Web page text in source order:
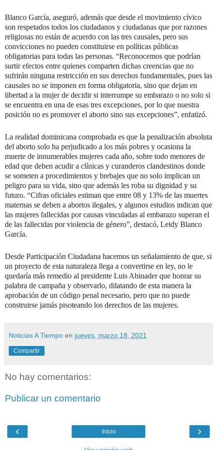
Blanco García, aseguró, además que desde el movimiento cívico
son respetados todos los ciudadanos y ciudadanas que por razones
religiosas no están de acuerdo con las tres causales, pero sus
convicciones no pueden constituirse en políticas públicas
obligatorias para todas las personas. “Reconocemos que podrían
surtir efectos entre quienes comparten dichas creencias que no
sufrirán ninguna restricción en sus derechos fundamentales, pues las
causales no se imponen en forma obligatoria, sino que dejan en
libertad a la mujer de decidir si interrumpe su embarazo o no solo si
se encuentra en una de esas tres excepciones, por lo que nuestra
posición no es promover el aborto sino sus excepciones”, enfatizó.
La realidad dominicana comprobada es que la penalización absoluta
del aborto solo ha perjudicado a los más pobres y ocasiona la
muerte de innumerables mujeres cada año, sobre todo menores de
edad que deben acudir a clínicas y curanderos clandestinos donde
se someten a procedimientos y brebajes que no solo implican un
peligro para su vida, sino que además les roba su dignidad y su
futuro. “Cifras oficiales estiman que entre 08 y 13% de las muertes
maternas se deben a abortos ilegales, y algunos estudios indican que
las mujeres fallecidas por causas vinculadas al embarazo superan el
de las fallecidas por violencia de género”, destacó, Leidy Blanco
García.
Desde Participación Ciudadana hacemos un señalamiento de que, si
un proyecto de esta naturaleza llega a convertirse en ley, no le
quedaría más remedio al presidente Luis Abinader que honrar su
palabra de campaña y observarlo, dilatando de esta manera la
aprobación de un código penal necesario, pero que no puede
construirse jamás pisoteando los derechos de las mujeres.
Noticias A Tiempo en jueves, marzo 18, 2021
Compartir
No hay comentarios:
Publicar un comentario
‹ ›
Inicio